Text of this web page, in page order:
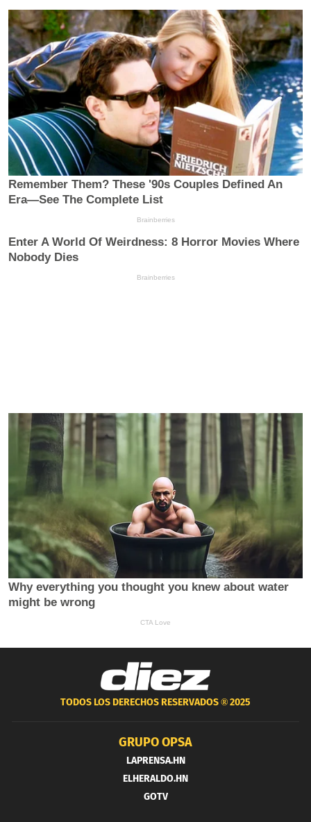
TODOS LOS DERECHOS RESERVADOS ®2025
GRUPO OPSA
LAPRENSA.HN
ELHERALDO.HN
GOTV